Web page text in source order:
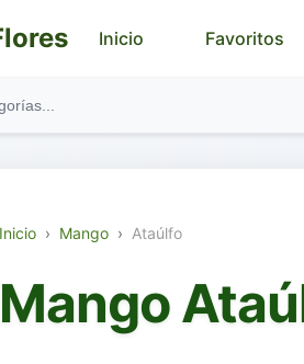
Inicio Favoritos
Inicio › Mango › Ataúlfo
Mango